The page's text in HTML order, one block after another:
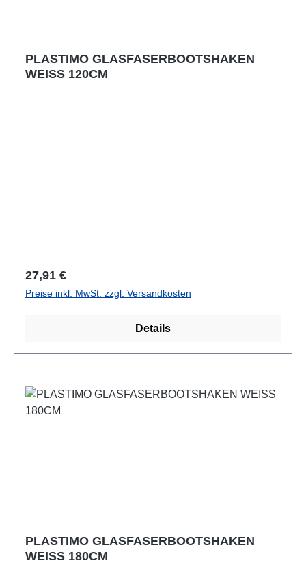
PLASTIMO GLASFASERBOOTSHAKEN
WEISS 120CM
Regulärer Preis:
27,91 €
Preise inkl. MwSt. zzgl. Versandkosten
Details
PLASTIMO GLASFASERBOOTSHAKEN
WEISS 180CM